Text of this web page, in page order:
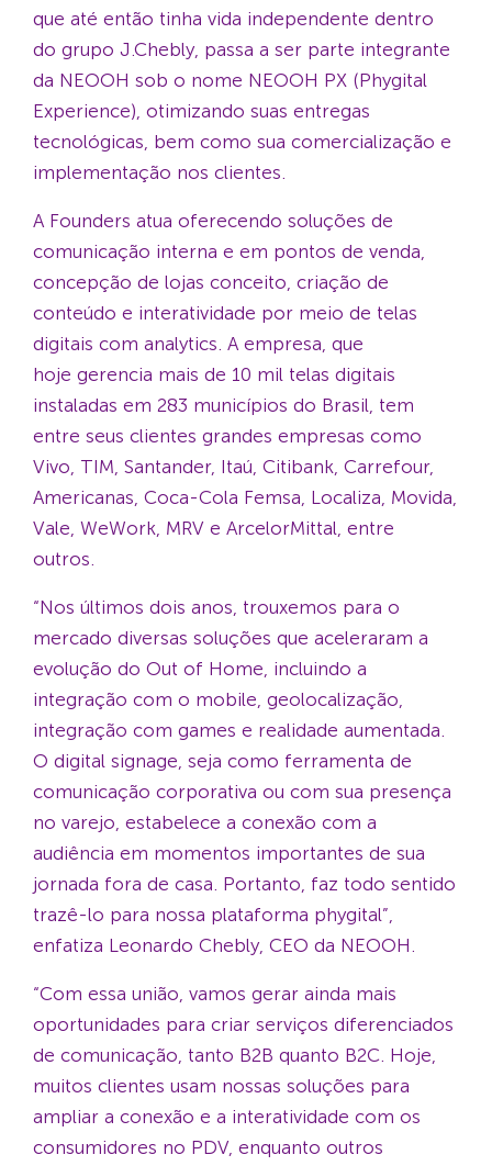
que até então tinha vida independente dentro
do grupo J.Chebly, passa a ser parte integrante
da NEOOH sob o nome NEOOH PX (Phygital
Experience), otimizando suas entregas
tecnológicas, bem como sua comercialização e
implementação nos clientes.
A Founders atua oferecendo soluções de
comunicação interna e em pontos de venda,
concepção de lojas conceito, criação de
conteúdo e interatividade por meio de telas
digitais com analytics. A empresa, que
hoje gerencia mais de 10 mil telas digitais
instaladas em 283 municípios do Brasil, tem
entre seus clientes grandes empresas como
Vivo, TIM, Santander, Itaú, Citibank, Carrefour,
Americanas, Coca-Cola Femsa, Localiza, Movida,
Vale, WeWork, MRV e ArcelorMittal, entre
outros.
“Nos últimos dois anos, trouxemos para o
mercado diversas soluções que aceleraram a
evolução do Out of Home, incluindo a
integração com o mobile, geolocalização,
integração com games e realidade aumentada.
O digital signage, seja como ferramenta de
comunicação corporativa ou com sua presença
no varejo, estabelece a conexão com a
audiência em momentos importantes de sua
jornada fora de casa. Portanto, faz todo sentido
trazê-lo para nossa plataforma phygital”,
enfatiza Leonardo Chebly, CEO da NEOOH.
“Com essa união, vamos gerar ainda mais
oportunidades para criar serviços diferenciados
de comunicação, tanto B2B quanto B2C. Hoje,
muitos clientes usam nossas soluções para
ampliar a conexão e a interatividade com os
consumidores no PDV, enquanto outros